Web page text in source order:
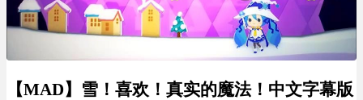
【MAD】雪！喜欢！真实的魔法！中文字幕版